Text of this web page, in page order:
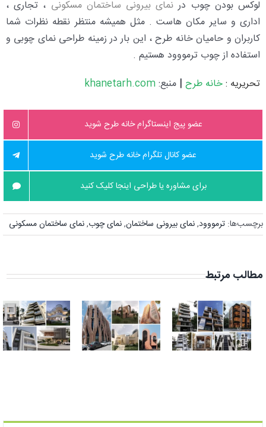
لوکس بودن چوب در نمای بیرونی ساختمان مسکونی ، تجاری ،
اداری و سایر مکان هاست . مثل همیشه منتظر نقطه نظرات شما
کاربران و حامیان خانه طرح ، این بار در زمینه طراحی نمای چوبی و
استفاده از چوب ترمووود هستیم .
تحریریه :خانه طرح | منبع:khanetarh.com
عضو پیج اینستاگرام خانه طرح شوید
عضو کانال تلگرام خانه طرح شوید
برای مشاوره یا طراحی اینجا کلیک کنید
برچسب‌ها: ترمووود,نمای بیرونی ساختمان,نمای چوب,نمای ساختمان مسکونی
مطالب مرتبط
ترندترین نمای
ساختمان مدرن
در ایران + عکس
نما
نمای ساختمان
ایرانی | زیباترین
طراحی نمای
سنتی مدرن